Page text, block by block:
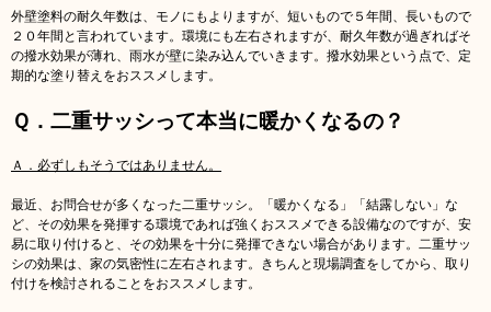
外壁塗料の耐久年数は、モノにもよりますが、短いもので５年間、長いもので
２０年間と言われています。環境にも左右されますが、耐久年数が過ぎればそ
の撥水効果が薄れ、雨水が壁に染み込んでいきます。撥水効果という点で、定
期的な塗り替えをおススメします。
Ｑ．二重サッシって本当に暖かくなるの？
Ａ．必ずしもそうではありません。
最近、お問合せが多くなった二重サッシ。「暖かくなる」「結露しない」な
ど、その効果を発揮する環境であれば強くおススメできる設備なのですが、安
易に取り付けると、その効果を十分に発揮できない場合があります。二重サッ
シの効果は、家の気密性に左右されます。きちんと現場調査をしてから、取り
付けを検討されることをおススメします。